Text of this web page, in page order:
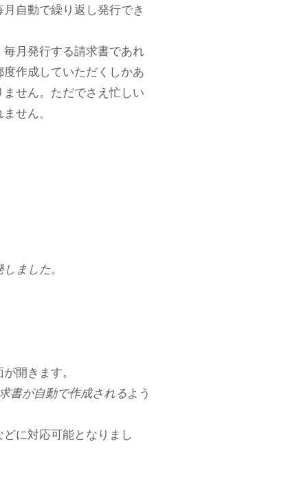
自動で繰り返し発行でき
月発行する請求書であれ
作成していただくしかあ
せん。ただでさえ忙しい
せん。
ました。
開きます。
書が自動で作成されるよう
に対応可能となりまし